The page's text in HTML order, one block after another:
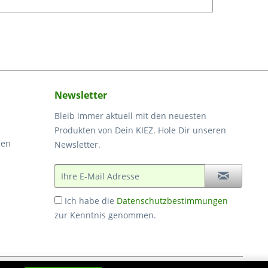
Newsletter
Bleib immer aktuell mit den neuesten
Produkten von Dein KIEZ. Hole Dir unseren
Newsletter.
Ich habe die Datenschutzbestimmungen
zur Kenntnis genommen.